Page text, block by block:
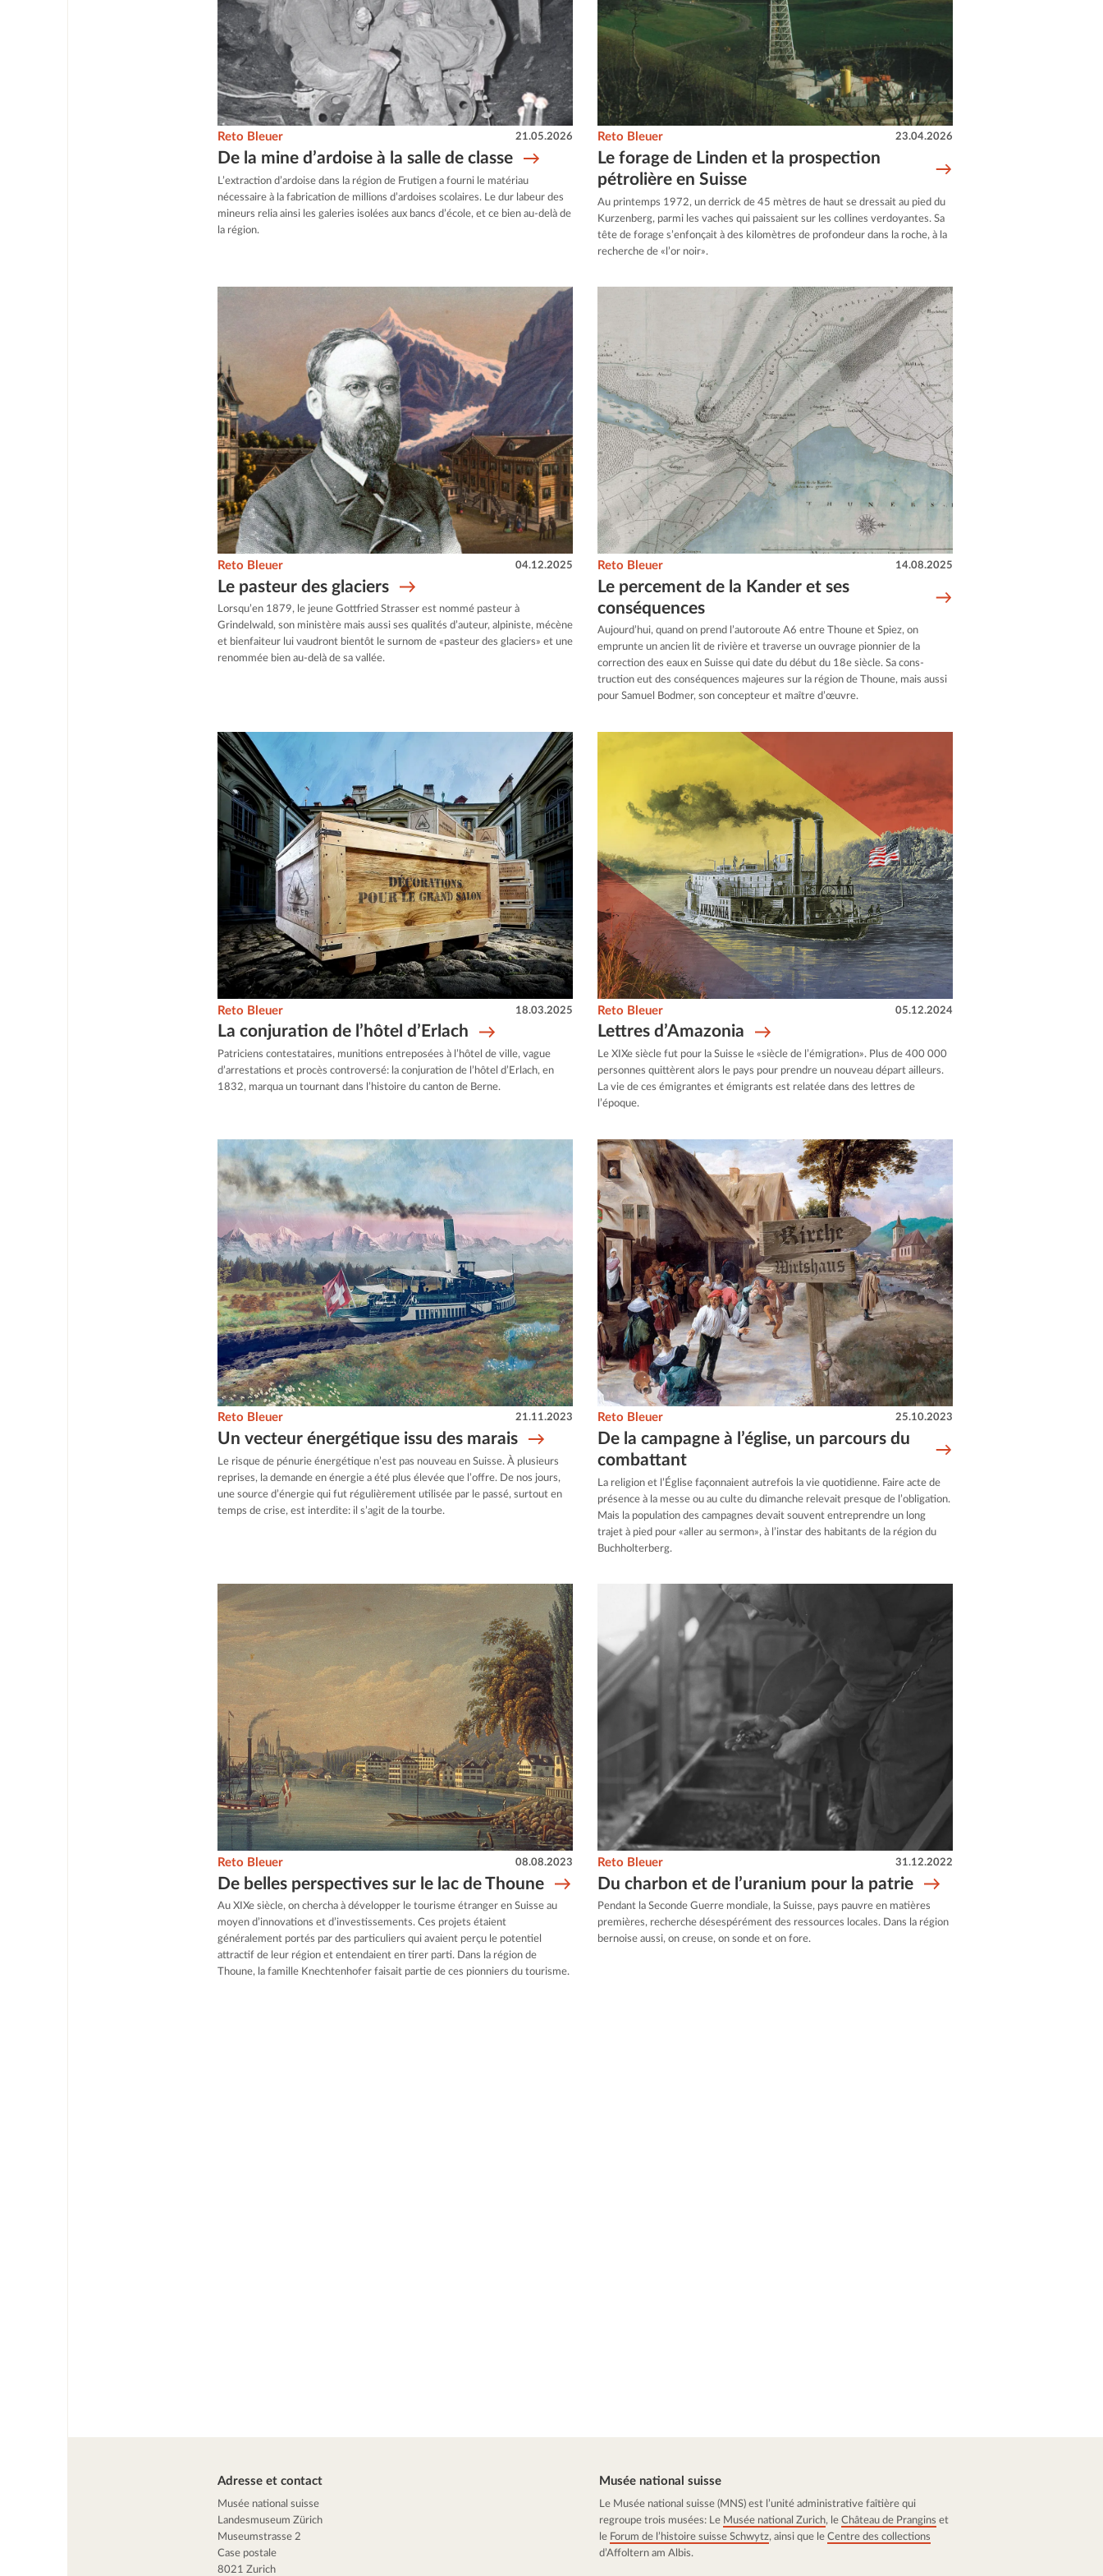
De la mine d’ardoise à la salle de classe
Reto Bleuer 21.05.2026
L’extraction d’ardoise dans la région de Frutigen a fourni le matériau
nécessaire à la fabrication de millions d’ardoises scolaires. Le dur labeur des
mineurs relia ainsi les galeries isolées aux bancs d’école, et ce bien au-delà de
la région.
Le forage de Linden et la prospection
pétrolière en Suisse
Reto Bleuer 23.04.2026
Au printemps 1972, un derrick de 45 mètres de haut se dressait au pied du
Kurzenberg, parmi les vaches qui paissaient sur les collines verdoyantes. Sa
tête de forage s’enfonçait à des kilomètres de profondeur dans la roche, à la
recherche de «l’or noir».
Le pasteur des glaciers
Reto Bleuer 04.12.2025
Lorsqu’en 1879, le jeune Gottfried Strasser est nommé pasteur à
Grindelwald, son ministère mais aussi ses qualités d’auteur, alpiniste, mécène
et bienfaiteur lui vaudront bientôt le surnom de «pasteur des glaciers» et une
renommée bien au-delà de sa vallée.
Le percement de la Kander et ses
conséquences
Reto Bleuer 14.08.2025
Aujourd’hui, quand on prend l’autoroute A6 entre Thoune et Spiez, on
emprunte un ancien lit de rivière et traverse un ouvrage pionnier de la
correction des eaux en Suisse qui date du début du 18e siècle. Sa cons-
truction eut des conséquences majeures sur la région de Thoune, mais aussi
pour Samuel Bodmer, son concepteur et maître d’œuvre.
La conjuration de l’hôtel d’Erlach
Reto Bleuer 18.03.2025
Patriciens contestataires, munitions entreposées à l’hôtel de ville, vague
d’arrestations et procès controversé: la conjuration de l’hôtel d’Erlach, en
1832, marqua un tournant dans l’histoire du canton de Berne.
Lettres d’Amazonia
Reto Bleuer 05.12.2024
Le XIXe siècle fut pour la Suisse le «siècle de l’émigration». Plus de 400 000
personnes quittèrent alors le pays pour prendre un nouveau départ ailleurs.
La vie de ces émigrantes et émigrants est relatée dans des lettres de
l’époque.
Un vecteur énergétique issu des marais
Reto Bleuer 21.11.2023
Le risque de pénurie énergétique n’est pas nouveau en Suisse. À plusieurs
reprises, la demande en énergie a été plus élevée que l’offre. De nos jours,
une source d’énergie qui fut régulièrement utilisée par le passé, surtout en
temps de crise, est interdite: il s’agit de la tourbe.
De la campagne à l’église, un parcours du
combattant
Reto Bleuer 25.10.2023
La religion et l’Église façonnaient autrefois la vie quotidienne. Faire acte de
présence à la messe ou au culte du dimanche relevait presque de l’obligation.
Mais la population des campagnes devait souvent entreprendre un long
trajet à pied pour «aller au sermon», à l’instar des habitants de la région du
Buchholterberg.
De belles perspectives sur le lac de Thoune
Reto Bleuer 08.08.2023
Au XIXe siècle, on chercha à développer le tourisme étranger en Suisse au
moyen d’innovations et d’investissements. Ces projets étaient
généralement portés par des particuliers qui avaient perçu le potentiel
attractif de leur région et entendaient en tirer parti. Dans la région de
Thoune, la famille Knechtenhofer faisait partie de ces pionniers du tourisme.
Du charbon et de l’uranium pour la patrie
Reto Bleuer 31.12.2022
Pendant la Seconde Guerre mondiale, la Suisse, pays pauvre en matières
premières, recherche désespérément des ressources locales. Dans la région
bernoise aussi, on creuse, on sonde et on fore.
Adresse et contact
Musée national suisse
Landesmuseum Zürich
Museumstrasse 2
Case postale
8021 Zurich
Musée national suisse
Le Musée national suisse (MNS) est l’unité administrative faîtière qui
regroupe trois musées: Le Musée national Zurich, leChâteau de Prangins et
le Forum de l’histoire suisse Schwytz, ainsi que leCentre des collections
d’Affoltern am Albis.